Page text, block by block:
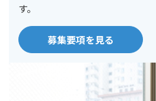
す。
募集要項を見る